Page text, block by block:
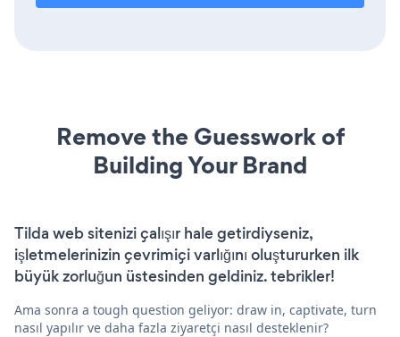
Remove the Guesswork of
Building Your Brand
Tilda web sitenizi çalışır hale getirdiyseniz,
işletmelerinizin çevrimiçi varlığını oluştururken ilk
büyük zorluğun üstesinden geldiniz. tebrikler!
Ama sonra a tough question geliyor: draw in, captivate, turn
nasıl yapılır ve daha fazla ziyaretçi nasıl desteklenir?